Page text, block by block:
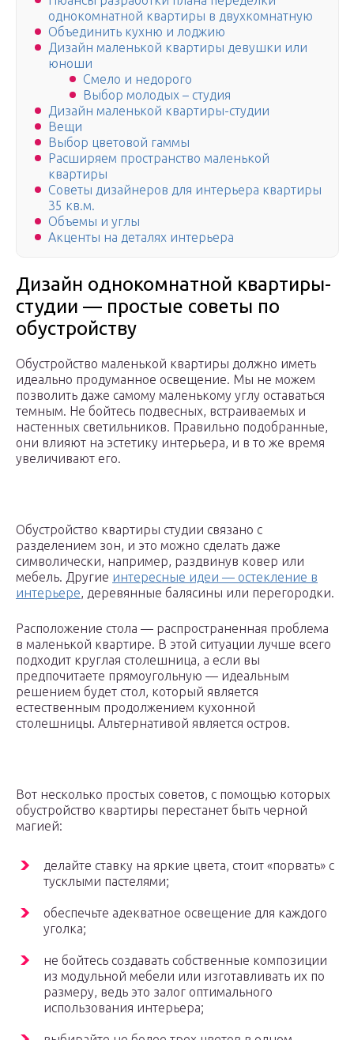
однокомнатной квартиры в двухкомнатную
Объединить кухню и лоджию
Дизайн маленькой квартиры девушки или
юноши
Смело и недорого
Выбор молодых – студия
Дизайн маленькой квартиры-студии
Вещи
Выбор цветовой гаммы
Расширяем пространство маленькой
квартиры
Советы дизайнеров для интерьера квартиры
35 кв.м.
Объемы и углы
Акценты на деталях интерьера
Дизайн однокомнатной квартиры-
студии — простые советы по
обустройству
Обустройство маленькой квартиры должно иметь
идеально продуманное освещение. Мы не можем
позволить даже самому маленькому углу оставаться
темным. Не бойтесь подвесных, встраиваемых и
настенных светильников. Правильно подобранные,
они влияют на эстетику интерьера, и в то же время
увеличивают его.
Обустройство квартиры студии связано с
разделением зон, и это можно сделать даже
символически, например, раздвинув ковер или
мебель. Другие интересные идеи — остекление в
интерьере, деревянные балясины или перегородки.
Расположение стола — распространенная проблема
в маленькой квартире. В этой ситуации лучше всего
подходит круглая столешница, а если вы
предпочитаете прямоугольную — идеальным
решением будет стол, который является
естественным продолжением кухонной
столешницы. Альтернативой является остров.
Вот несколько простых советов, с помощью которых
обустройство квартиры перестанет быть черной
магией:
делайте ставку на яркие цвета, стоит «порвать» с
тусклыми пастелями;
обеспечьте адекватное освещение для каждого
уголка;
не бойтесь создавать собственные композиции
из модульной мебели или изготавливать их по
размеру, ведь это залог оптимального
использования интерьера;